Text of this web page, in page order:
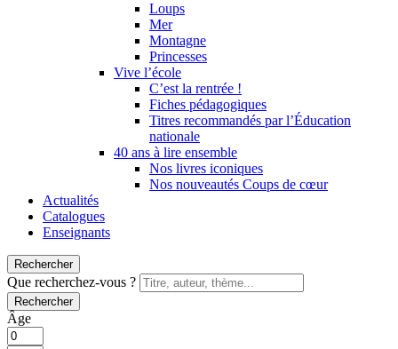
Loups
Mer
Montagne
Princesses
Vive l’école
C’est la rentrée !
Fiches pédagogiques
Titres recommandés par l’Éducation
nationale
40 ans à lire ensemble
Nos livres iconiques
Nos nouveautés Coups de cœur
Actualités
Catalogues
Enseignants
Rechercher
Que recherchez-vous ?
Rechercher
Âge